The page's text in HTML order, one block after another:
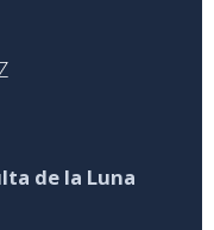
de la Luna